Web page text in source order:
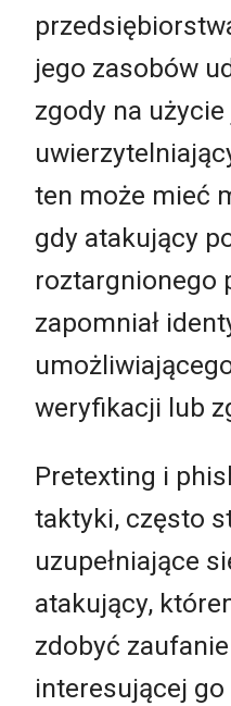
jego zasobów
zgody na
ten może mieć
gdy atakujący
roztargnionego
zapomniał
weryfikacji lub
Pretexting i
taktyki, często
uzupełniające
atakujący,
zdobyć
interesującej